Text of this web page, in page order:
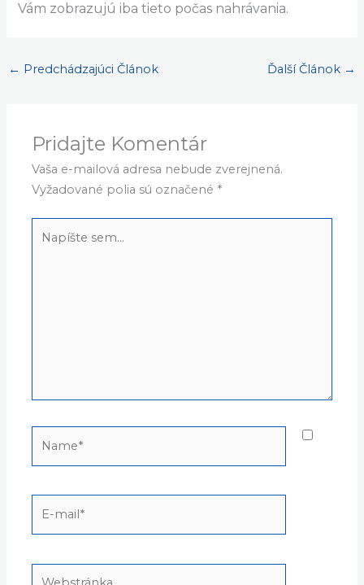
Vám zobrazujú iba tieto počas nahrávania.
← Predchádzajúci Článok Ďalší Článok →
Pridajte Komentár
Vaša e-mailová adresa nebude zverejnená.
Vyžadované polia sú označené *
sem...